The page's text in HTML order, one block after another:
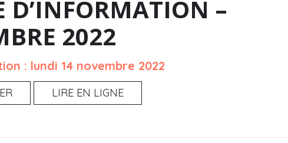
D’INFORMATION –
2022
: lundi 14 novembre 2022
LIRE EN LIGNE